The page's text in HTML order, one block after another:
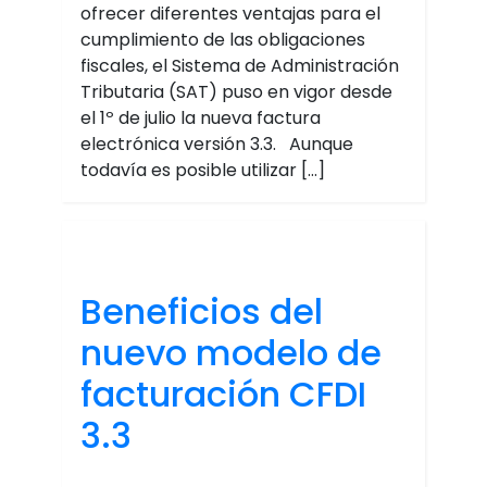
ofrecer diferentes ventajas para el
cumplimiento de las obligaciones
fiscales, el Sistema de Administración
Tributaria (SAT) puso en vigor desde
el 1º de julio la nueva factura
electrónica versión 3.3. Aunque
todavía es posible utilizar […]
Beneficios del
nuevo modelo de
facturación CFDI
3.3